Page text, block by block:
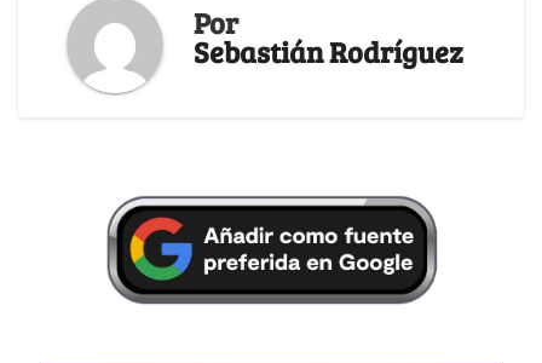
Por
Sebastián Rodríguez